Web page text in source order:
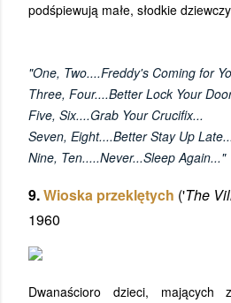
podśpiewują małe, słodkie
"One, Two....Freddy's Coming for
Three, Four....Better Lock Your
Five, Six....Grab Your Crucifix...
Seven, Eight....Better Stay Up
Nine, Ten.....Never...Sleep Again..."
9.Wioska przeklętych ('The
1960
Dwanaścioro dzieci, mających